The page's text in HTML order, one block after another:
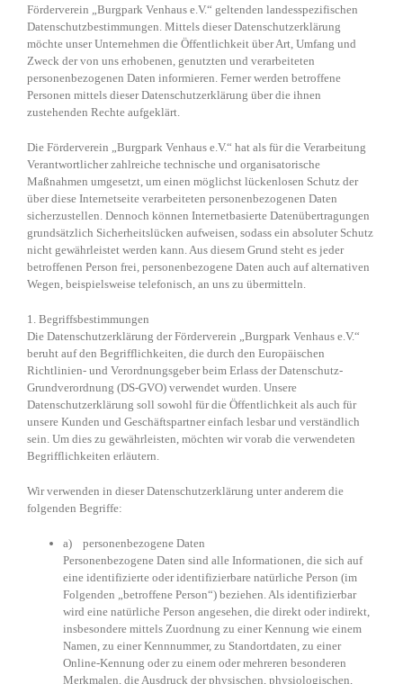
Förderverein „Burgpark Venhaus e.V.“ geltenden landesspezifischen
Datenschutzbestimmungen. Mittels dieser Datenschutzerklärung
möchte unser Unternehmen die Öffentlichkeit über Art, Umfang und
Zweck der von uns erhobenen, genutzten und verarbeiteten
personenbezogenen Daten informieren. Ferner werden betroffene
Personen mittels dieser Datenschutzerklärung über die ihnen
zustehenden Rechte aufgeklärt.
Die Förderverein „Burgpark Venhaus e.V.“ hat als für die Verarbeitung
Verantwortlicher zahlreiche technische und organisatorische
Maßnahmen umgesetzt, um einen möglichst lückenlosen Schutz der
über diese Internetseite verarbeiteten personenbezogenen Daten
sicherzustellen. Dennoch können Internetbasierte Datenübertragungen
grundsätzlich Sicherheitslücken aufweisen, sodass ein absoluter Schutz
nicht gewährleistet werden kann. Aus diesem Grund steht es jeder
betroffenen Person frei, personenbezogene Daten auch auf alternativen
Wegen, beispielsweise telefonisch, an uns zu übermitteln.
1. Begriffsbestimmungen
Die Datenschutzerklärung der Förderverein „Burgpark Venhaus e.V.“
beruht auf den Begrifflichkeiten, die durch den Europäischen
Richtlinien- und Verordnungsgeber beim Erlass der Datenschutz-
Grundverordnung (DS-GVO) verwendet wurden. Unsere
Datenschutzerklärung soll sowohl für die Öffentlichkeit als auch für
unsere Kunden und Geschäftspartner einfach lesbar und verständlich
sein. Um dies zu gewährleisten, möchten wir vorab die verwendeten
Begrifflichkeiten erläutern.
Wir verwenden in dieser Datenschutzerklärung unter anderem die
folgenden Begriffe:
a) personenbezogene Daten
Personenbezogene Daten sind alle Informationen, die sich auf
eine identifizierte oder identifizierbare natürliche Person (im
Folgenden „betroffene Person“) beziehen. Als identifizierbar
wird eine natürliche Person angesehen, die direkt oder indirekt,
insbesondere mittels Zuordnung zu einer Kennung wie einem
Namen, zu einer Kennnummer, zu Standortdaten, zu einer
Online-Kennung oder zu einem oder mehreren besonderen
Merkmalen, die Ausdruck der physischen, physiologischen,